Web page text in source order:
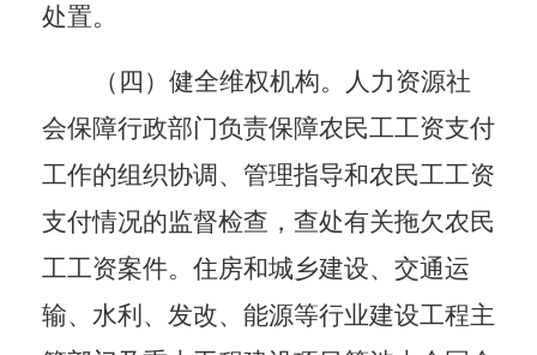
处置。
（四）健全维权机构。
人力资源社
会保障行政部门负责保障农民工工资支付
工作的组织协调、管理指导和农民工工资
支付情况的监督检查，查处有关拖欠农民
工工资案件。住房和城乡建设、交通运
输、水利、发改、能源等行业建设工程主